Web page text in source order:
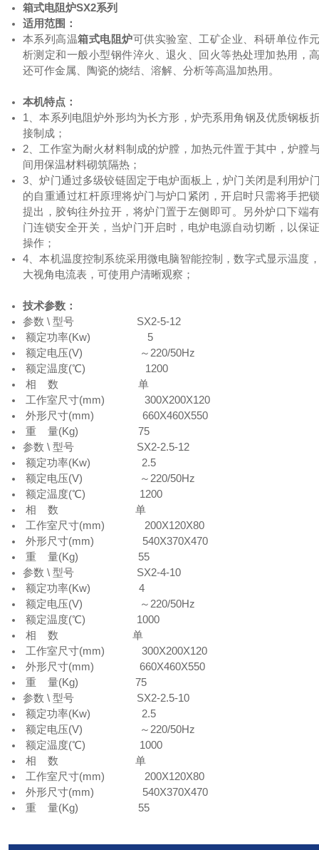
箱式电阻炉SX2系列
适用范围：
本系列高温箱式电阻炉可供实验室、工矿企业、科研单位作
析测定和一般小型钢件淬火、退火、回火等热处理加热用，
还可作金属、陶瓷的烧结、溶解、分析等高温加热用。
本机特点：
1、本系列电阻炉外形均为长方形，炉壳系用角钢及优质钢板
接制成；
2、工作室为耐火材料制成的炉膛，加热元件置于其中，炉膛
间用保温材料砌筑隔热；
3、炉门通过多级铰链固定于电炉面板上，炉门关闭是利用炉
的自重通过杠杆原理将炉门与炉口紧闭，开启时只需将手把
提出，胶钩往外拉开，将炉门置于左侧即可。另外炉口下端
门连锁安全开关，当炉门开启时，电炉电源自动切断，以保
操作；
4、本机温度控制系统采用微电脑智能控制，数字式显示温度
大视角电流表，可使用户清晰观察；
技术参数：
参数 \ 型号 SX2-5-12
额定功率(Kw) 5
额定电压(V) ～220/50Hz
额定温度(℃) 1200
相 数 单
工作室尺寸(mm) 300X200X120
外形尺寸(mm) 660X460X550
重 量(Kg) 75
参数 \ 型号 SX2-2.5-12
额定功率(Kw) 2.5
额定电压(V) ～220/50Hz
额定温度(℃) 1200
相 数 单
工作室尺寸(mm) 200X120X80
外形尺寸(mm) 540X370X470
重 量(Kg) 55
参数 \ 型号 SX2-4-10
额定功率(Kw) 4
额定电压(V) ～220/50Hz
额定温度(℃) 1000
相 数 单
工作室尺寸(mm) 300X200X120
外形尺寸(mm) 660X460X550
重 量(Kg) 75
参数 \ 型号 SX2-2.5-10
额定功率(Kw) 2.5
额定电压(V) ～220/50Hz
额定温度(℃) 1000
相 数 单
工作室尺寸(mm) 200X120X80
外形尺寸(mm) 540X370X470
重 量(Kg) 55